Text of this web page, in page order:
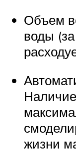
Объем
воды
жизни